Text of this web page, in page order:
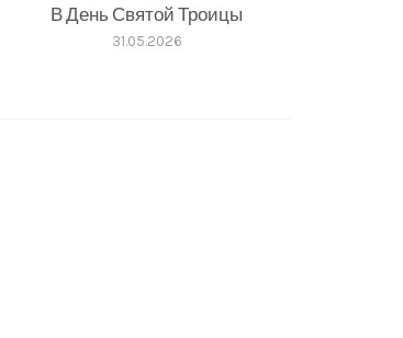
В День Святой Троицы
31.05.2026